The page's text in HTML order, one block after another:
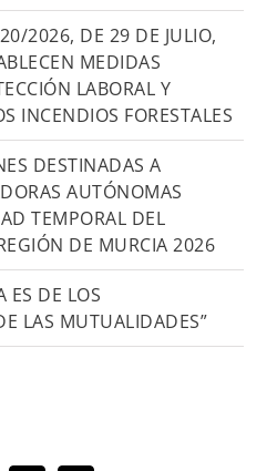
2026, DE 29 DE JULIO,
MEDIDAS
LABORAL Y
INCENDIOS FORESTALES
DESTINADAS A
AUTÓNOMAS
TEMPORAL DEL
DE MURCIA 2026
ES DE LOS
LAS MUTUALIDADES”